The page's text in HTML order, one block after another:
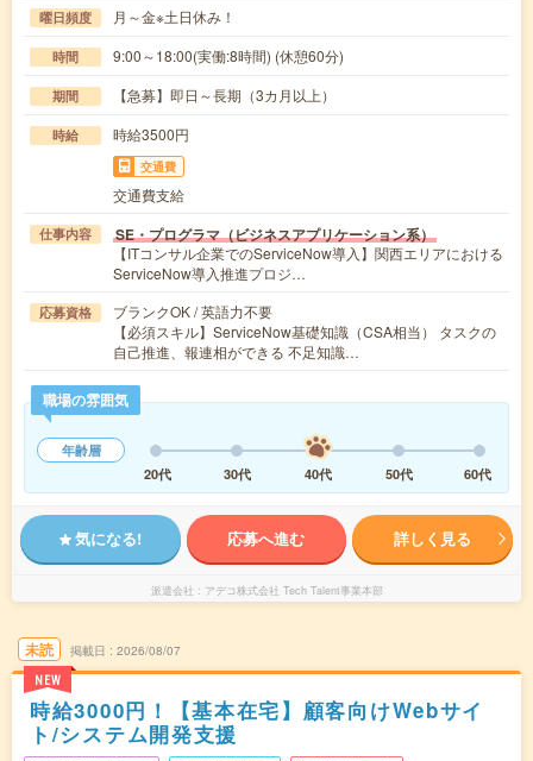
曜日頻度 月～金※土日休み！
時間 9:00～18:00(実働:8時間) (休憩60分)
期間 【急募】即日～長期（3カ月以上）
時給 時給3500円
交通費
交通費支給
仕事内容 SE・プログラマ（ビジネスアプリケーション系）
【ITコンサル企業でのServiceNow導入】関西エリアにおける
ServiceNow導入推進プロジ…
応募資格
ブランクOK / 英語力不要
【必須スキル】ServiceNow基礎知識（CSA相当） タスクの
自己推進、報連相ができる 不足知識…
職場の雰囲気
年齢層
20代
30代 40代 50代 60代
気になる! 応募へ進む 詳しく見る
派遣会社 アデコ株式会社 Tech Talent事業本部
未読
NEW
掲載日 2026/08/07
時給3000円！【基本在宅】顧客向けWebサイ
ト/システム開発支援